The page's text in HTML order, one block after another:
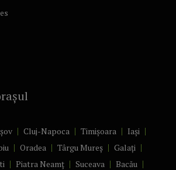
Cluj-Napoca Timișoara
Iași
Oradea Târgu Mureș
Galați
Piatra Neamț Suceava
Bacău